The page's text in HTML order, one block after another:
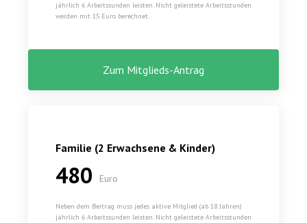
jährlich 6 Arbeitssunden leisten. Nicht geleistete Arbeitsstunden
werden mit 15 Euro berechnet.
Zum Mitglieds-Antrag
Familie (2 Erwachsene & Kinder)
480 Euro
Neben dem Beitrag muss jedes aktive Mitglied (ab 18 Jahren)
jährlich 6 Arbeitssunden leisten. Nicht geleistete Arbeitsstunden